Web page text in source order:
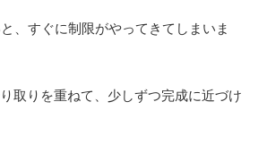
、すぐに制限がやってきてしまいま
取りを重ねて、少しずつ完成に近づけ